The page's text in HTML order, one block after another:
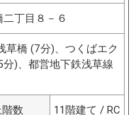
丁目８－６
草橋 (7分)、つくばエク
)、都営地下鉄浅草線
数 11階建て / RC